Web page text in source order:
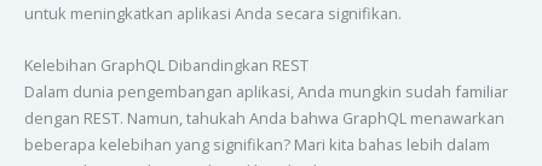
untuk meningkatkan aplikasi Anda secara signifikan.
Kelebihan GraphQL Dibandingkan REST
Dalam dunia pengembangan aplikasi, Anda mungkin sudah familiar
dengan REST. Namun, tahukah Anda bahwa GraphQL menawarkan
beberapa kelebihan yang signifikan? Mari kita bahas lebih dalam